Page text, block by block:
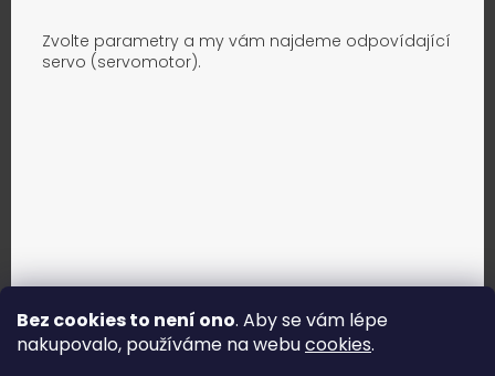
Bez cookies to není ono. Aby se vám lépe
nakupovalo, používáme na webucookies.
Zvolte parametry a my vám najdeme odpovídající
servo (servomotor).